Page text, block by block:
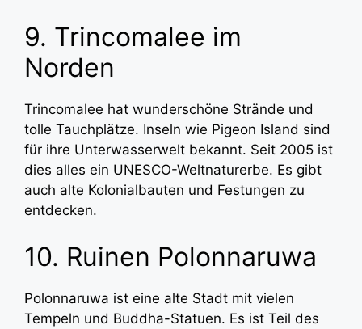
9. Trincomalee im
Norden
Trincomalee hat wunderschöne Strände und
tolle Tauchplätze. Inseln wie Pigeon Island sind
für ihre Unterwasserwelt bekannt. Seit 2005 ist
dies alles ein UNESCO-Weltnaturerbe. Es gibt
auch alte Kolonialbauten und Festungen zu
entdecken.
10. Ruinen Polonnaruwa
Polonnaruwa ist eine alte Stadt mit vielen
Tempeln und Buddha-Statuen. Es ist Teil des